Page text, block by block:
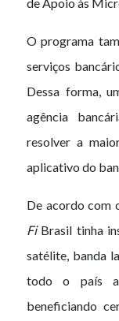
de Apoio às
O programa
serviços
Dessa forma,
agência
resolver a
aplicativo do
De acordo com
FiBrasil tinha
satélite, banda
todo o país
beneficiando